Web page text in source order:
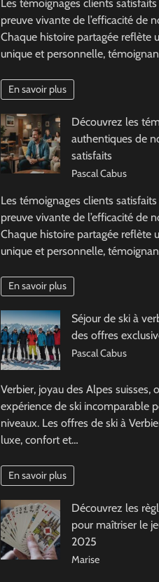
Les témoignages clients
preuve vivante de l’efficacité de
Chaque histoire partagée reflète
unique et personnelle,
En savoir plus
Découvrez les
authentiques de
satisfaits
Pascal Cabus
Les témoignages clients
preuve vivante de l’efficacité de
Chaque histoire partagée reflète
unique et personnelle,
En savoir plus
Séjour de ski à
des offres
Pascal Cabus
Verbier, joyau des Alpes suisses,
expérience de ski incomparable
niveaux. Les offres de ski à
luxe, confort et…
En savoir plus
Découvrez les
pour maîtriser le
2025
Marise